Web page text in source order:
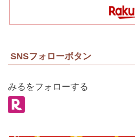
SNSフォローボタン
みるをフォローする